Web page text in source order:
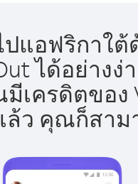
ปแอฟริกาใต้
ได้อย่างง่
เครดิตของ
ล้ว คุณก็สาม